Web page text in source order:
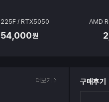
225F / RTX5050
원
AMD
더보기 구매후기